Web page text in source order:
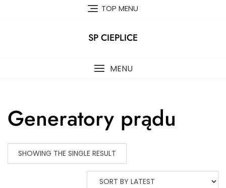
TOP MENU
SP CIEPLICE
MENU
Generatory prądu
SHOWING THE SINGLE RESULT